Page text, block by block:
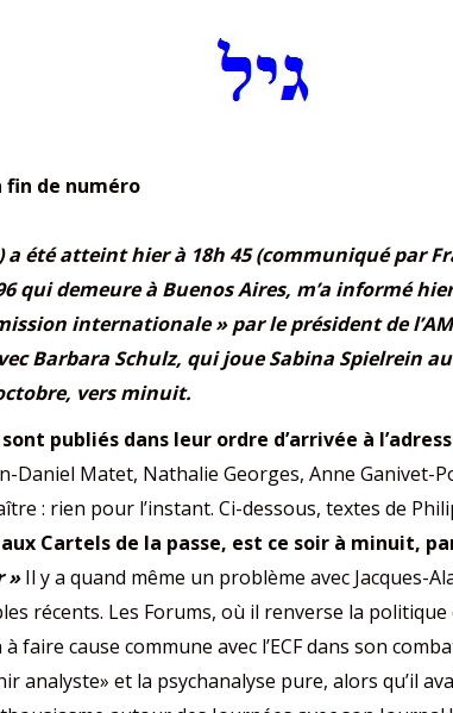
fin de numéro
a été atteint hier à 18h 45 (communiqué par
qui demeure à Buenos Aires, m’a informé
internationale » par le président de
Barbara Schulz, qui joue Sabina Spielrein
vers minuit.
publiés dans leur ordre d’arrivée à
Daniel Matet, Nathalie Georges, Anne Ganivet-
: rien pour l’instant. Ci-dessous, textes de
Cartels de la passe, est ce soir à minuit,
»Il y a quand même un problème avec Jacques-
récents. Les Forums, où il renverse la
cause commune avec l’ECF dans son
analyste» et la psychanalyse pure, alors qu’il